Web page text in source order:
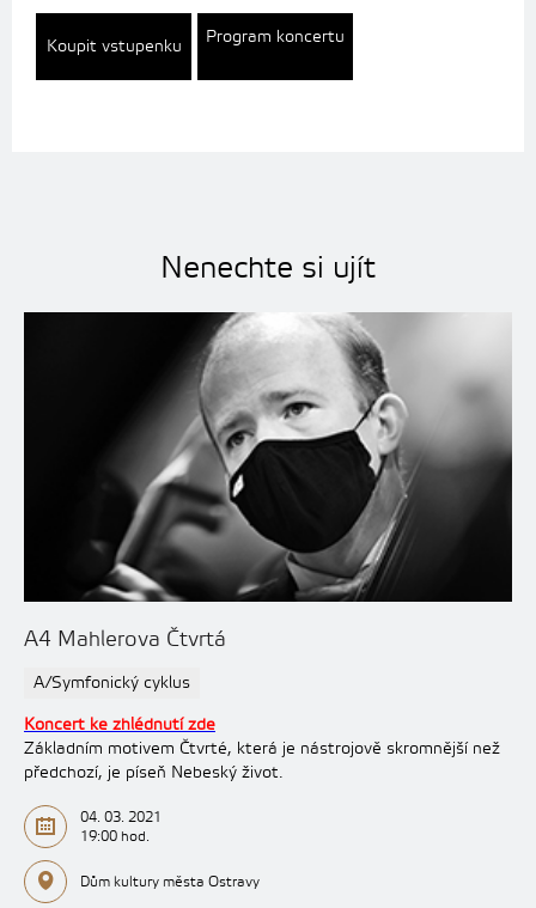
Koupit vstupenku Program koncertu
Nenechte si ujít
A4 Mahlerova Čtvrtá
A/Symfonický cyklus
Koncert ke zhlédnutí zde
Základním motivem Čtvrté, která je nástrojově skromnější než
předchozí, je píseň Nebeský život.
04. 03. 2021
19:00 hod.
Dům kultury města Ostravy